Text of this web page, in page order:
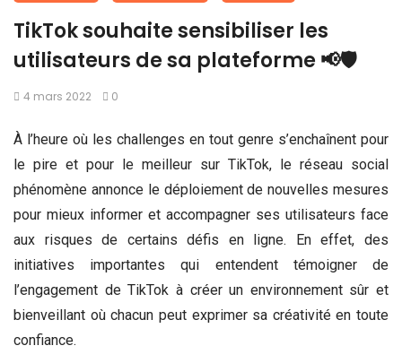
TikTok souhaite sensibiliser les
utilisateurs de sa plateforme 📢🛡
4 mars 2022 0
À l’heure où les challenges en tout genre s’enchaînent pour
le pire et pour le meilleur sur TikTok, le réseau social
phénomène annonce le déploiement de nouvelles mesures
pour mieux informer et accompagner ses utilisateurs face
aux risques de certains défis en ligne. En effet, des
initiatives importantes qui entendent témoigner de
l’engagement de TikTok à créer un environnement sûr et
bienveillant où chacun peut exprimer sa créativité en toute
confiance.